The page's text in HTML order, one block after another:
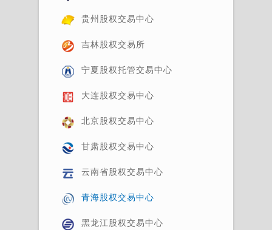
贵州股权交易中心
吉林股权交易所
宁夏股权托管交易中心
大连股权交易中心
北京股权交易中心
甘肃股权交易中心
云南省股权交易中心
青海股权交易中心
黑龙江股权交易中心